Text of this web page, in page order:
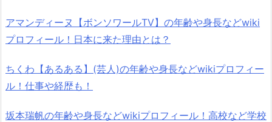
アマンディーヌ【ボンソワールTV】の年齢や身長などwiki
プロフィール！日本に来た理由とは？
ちくわ【あるある】(芸人)の年齢や身長などwikiプロフィー
ル！仕事や経歴も！
坂本瑞帆の年齢や身長などwikiプロフィール！高校など学校